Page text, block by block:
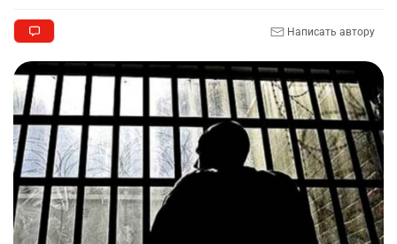
Написать автору